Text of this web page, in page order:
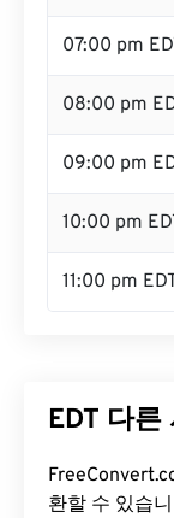
07:00 pm
08:00 pm
09:00 pm
10:00 pm
11:00 pm
EDT 다른
환할 수 있습